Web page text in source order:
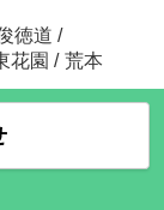
徳道 /
花園 / 荒本